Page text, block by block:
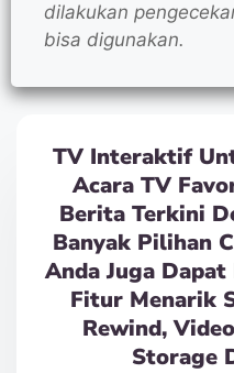
dilakukan
bisa digunakan.
TV Interaktif
Acara TV
Berita Terkini
Banyak Pilihan
Anda Juga
Fitur Menarik
Rewind,
Storage